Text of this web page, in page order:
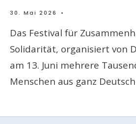
30. Mai 2026 •
Das Festival für
Solidarität, organisiert von
am 13. Juni mehrere
Menschen aus ganz